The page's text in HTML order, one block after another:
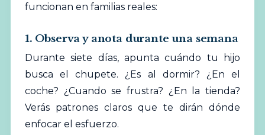
funcionan en familias reales:
1. Observa y anota durante una semana
Durante siete días, apunta cuándo tu hijo
busca el chupete. ¿Es al dormir? ¿En el
coche? ¿Cuando se frustra? ¿En la tienda?
Verás patrones claros que te dirán dónde
enfocar el esfuerzo.